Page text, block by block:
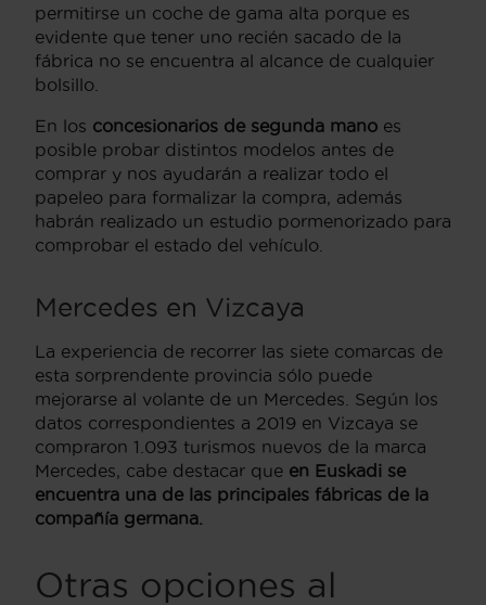
permitirse un coche de gama alta porque es
evidente que tener uno recién sacado de la
fábrica no se encuentra al alcance de cualquier
bolsillo.
En los concesionarios de segunda mano es
posible probar distintos modelos antes de
comprar y nos ayudarán a realizar todo el
papeleo para formalizar la compra, además
habrán realizado un estudio pormenorizado para
comprobar el estado del vehículo.
Mercedes en Vizcaya
La experiencia de recorrer las siete comarcas de
esta sorprendente provincia sólo puede
mejorarse al volante de un Mercedes. Según los
datos correspondientes a 2019 en Vizcaya se
compraron 1.093 turismos nuevos de la marca
Mercedes, cabe destacar que en Euskadi se
encuentra una de las principales fábricas de la
compañía germana.
Otras opciones al